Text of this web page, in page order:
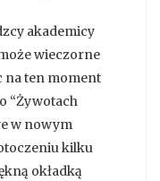
akademicy
wieczorne
na ten moment
“Żywotach
w nowym
kilku
okładką